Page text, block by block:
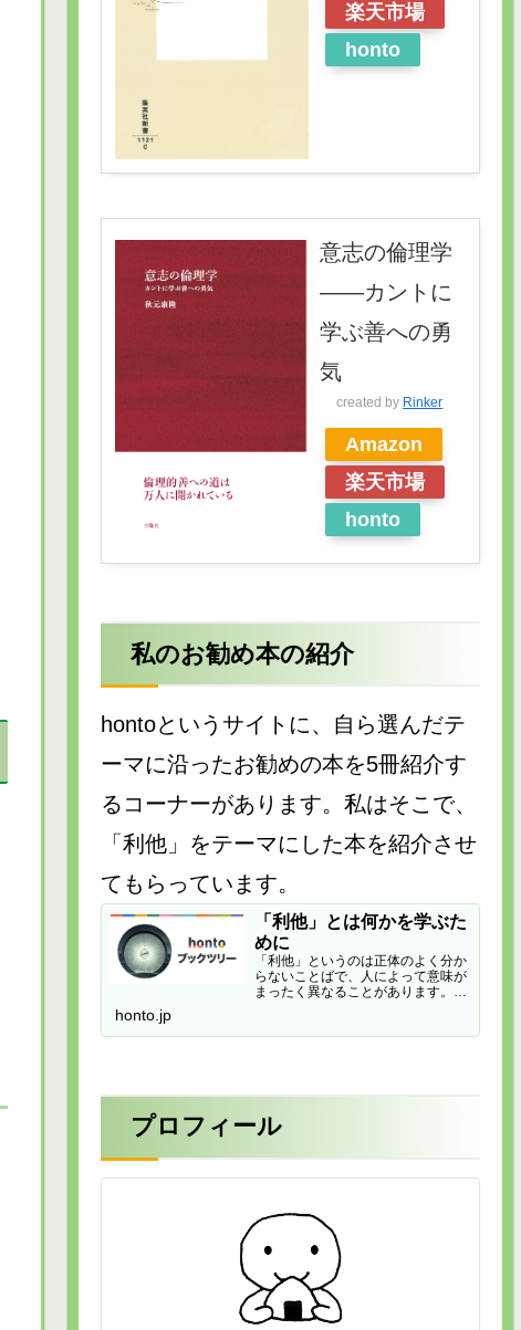
楽天市場
honto
意志の倫理学
――カントに
学ぶ善への勇
気
created by Rinker
Amazon
楽天市場
honto
私のお勧め本の紹介
hontoというサイトに、自ら選んだテ
ーマに沿ったお勧めの本を5冊紹介す
るコーナーがあります。私はそこで、
「利他」をテーマにした本を紹介させ
てもらっています。
「利他」とは何かを学ぶた
めに
「利他」というのは正体のよく分か
らないことばで、人によって意味が
まったく異なることがあります。例
honto.jp
プロフィール